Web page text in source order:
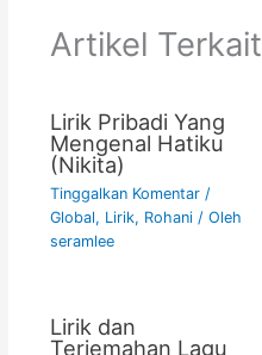
o
p k
Artikel Terkait
Lirik Pribadi Yang
Mengenal Hatiku
(Nikita)
Tinggalkan Komentar /
Global, Lirik, Rohani/ Oleh
seramlee
Lirik dan
Terjemahan Lagu